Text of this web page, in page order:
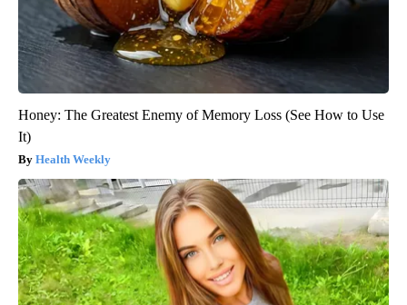
Honey: The Greatest Enemy of Memory Loss (See How to Use
It)
Health Weekly